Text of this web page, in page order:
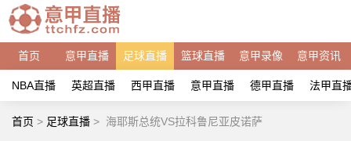
首页 意甲直播 足球直播 篮球直播 意甲录像 意甲资讯
NBA直播 英超直播 西甲直播 意甲直播 德甲直播 法甲直
首页 > 足球直播 > 海耶斯总统VS拉科鲁尼亚皮诺萨